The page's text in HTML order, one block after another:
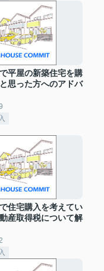
平屋の新築住宅を購
思った方へのアドバ
住宅購入を考えてい
産取得税について解